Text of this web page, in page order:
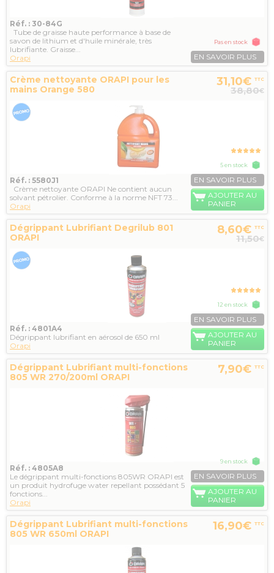
Réf. : 30-84G
Tube de graisse haute performance à base de
savon de lithium et d'huile minérale, très
lubrifiante. Graisse...
Orapi
Pas en stock
EN SAVOIR PLUS
Crème nettoyante ORAPI pour les
mains Orange 580
31,10€ TTC
38,80€
Réf. : 5580J1
Crème nettoyante ORAPI Ne contient aucun
solvant pétrolier. Conforme à la norme NFT 73...
Orapi
5 en stock
EN SAVOIR PLUS
AJOUTER AU
PANIER
Dégrippant Lubrifiant Degrilub 801
ORAPI
8,60€ TTC
11,50€
Réf. : 4801A4
Dégrippant lubrifiant en aérosol de 650 ml
Orapi
12 en stock
EN SAVOIR PLUS
AJOUTER AU
PANIER
Dégrippant Lubrifiant multi-fonctions
805 WR 270/200ml ORAPI
7,90€ TTC
Réf. : 4805A8
Le dégrippant multi-fonctions 805WR ORAPI est
un produit hydrofuge water repellant possédant 5
fonctions...
Orapi
9 en stock
EN SAVOIR PLUS
AJOUTER AU
PANIER
Dégrippant Lubrifiant multi-fonctions
805 WR 650ml ORAPI
16,90€ TTC